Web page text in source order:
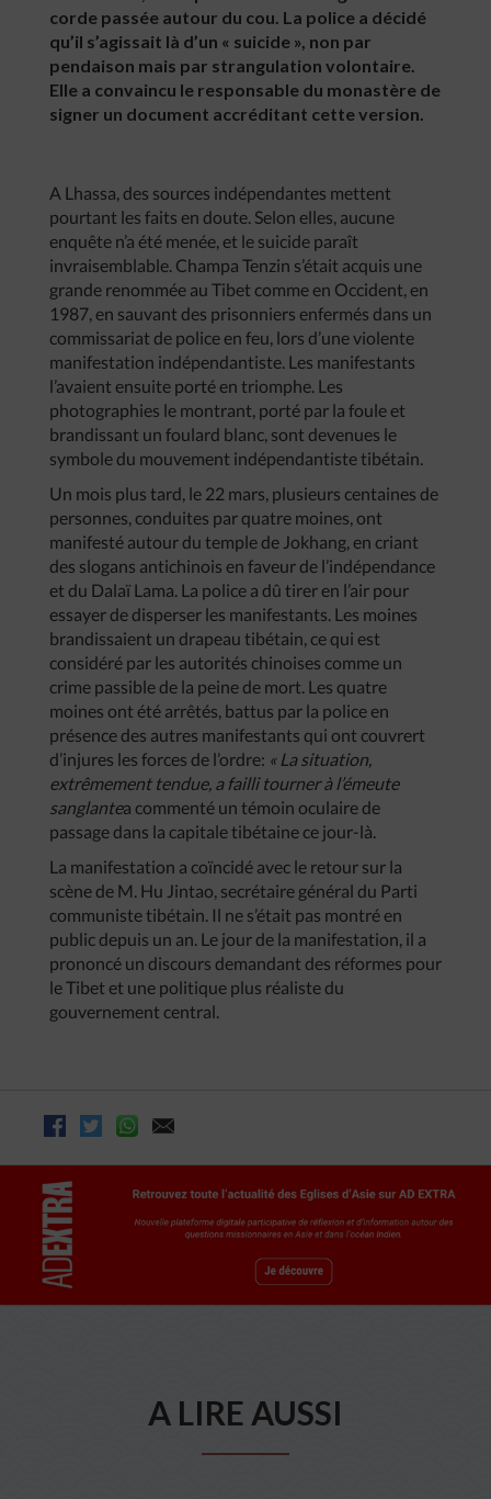
corde passée autour du cou. La police a décidé
qu’il s’agissait là d’un « suicide », non par
pendaison mais par strangulation volontaire.
Elle a convaincu le responsable du monastère de
signer un document accréditant cette version.
A Lhassa, des sources indépendantes mettent
pourtant les faits en doute. Selon elles, aucune
enquête n’a été menée, et le suicide paraît
invraisemblable. Champa Tenzin s’était acquis une
grande renommée au Tibet comme en Occident, en
1987, en sauvant des prisonniers enfermés dans un
commissariat de police en feu, lors d’une violente
manifestation indépendantiste. Les manifestants
l’avaient ensuite porté en triomphe. Les
photographies le montrant, porté par la foule et
brandissant un foulard blanc, sont devenues le
symbole du mouvement indépendantiste tibétain.
Un mois plus tard, le 22 mars, plusieurs centaines de
personnes, conduites par quatre moines, ont
manifesté autour du temple de Jokhang, en criant
des slogans antichinois en faveur de l’indépendance
et du Dalaï Lama. La police a dû tirer en l’air pour
essayer de disperser les manifestants. Les moines
brandissaient un drapeau tibétain, ce qui est
considéré par les autorités chinoises comme un
crime passible de la peine de mort. Les quatre
moines ont été arrêtés, battus par la police en
présence des autres manifestants qui ont couvrert
d’injures les forces de l’ordre: « La situation,
extrêmement tendue, a failli tourner à l’émeute
sanglantea commenté un témoin oculaire de
passage dans la capitale tibétaine ce jour-là.
La manifestation a coïncidé avec le retour sur la
scène de M. Hu Jintao, secrétaire général du Parti
communiste tibétain. Il ne s’était pas montré en
public depuis un an. Le jour de la manifestation, il a
prononcé un discours demandant des réformes pour
le Tibet et une politique plus réaliste du
gouvernement central.
A LIRE AUSSI